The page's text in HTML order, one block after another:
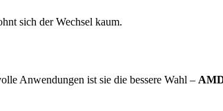
sich der Wechsel kaum.
Anwendungen ist sie die bessere Wahl –